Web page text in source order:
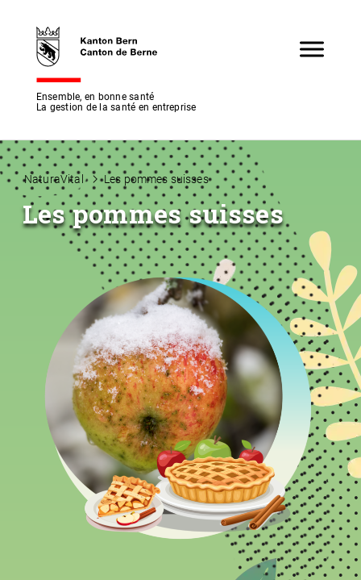
Ensemble, en bonne santé
La gestion de la santé en entreprise
NaturaVital Les pommes suisses
Les pommes suisses